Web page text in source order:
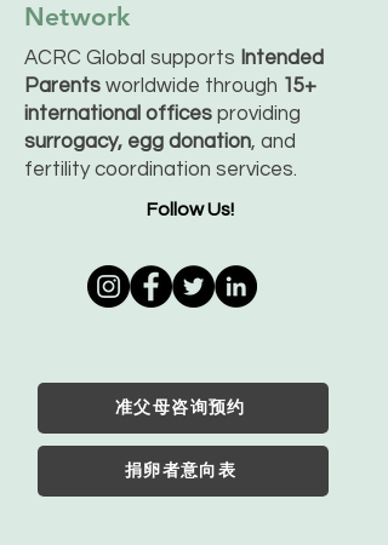
Network
ACRC Global supports Intended
Parents worldwide through 15+
international offices providing
surrogacy, egg donation, and
fertility coordination services.
Follow Us!
准父母咨询预约
捐卵者意向表